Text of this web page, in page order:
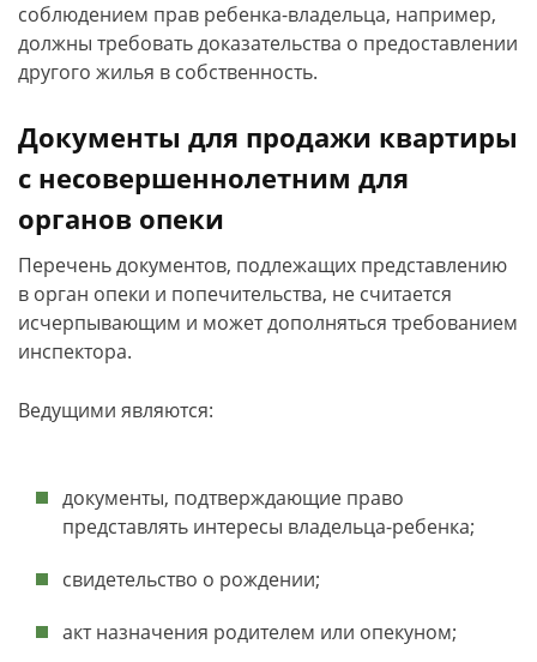
соблюдением прав ребенка-владельца, например,
должны требовать доказательства о предоставлении
другого жилья в собственность.
Документы для продажи квартиры
с несовершеннолетним для
органов опеки
Перечень документов, подлежащих представлению
в орган опеки и попечительства, не считается
исчерпывающим и может дополняться требованием
инспектора.
Ведущими являются:
документы, подтверждающие право
представлять интересы владельца-ребенка;
свидетельство о рождении;
акт назначения родителем или опекуном;